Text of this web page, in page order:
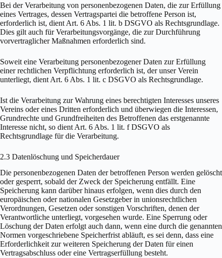
Bei der Verarbeitung von personenbezogenen Daten, die zur Erfüllung
eines Vertrages, dessen Vertragspartei die betroffene Person ist,
erforderlich ist, dient Art. 6 Abs. 1 lit. b DSGVO als Rechtsgrundlage.
Dies gilt auch für Verarbeitungsvorgänge, die zur Durchführung
vorvertraglicher Maßnahmen erforderlich sind.
Soweit eine Verarbeitung personenbezogener Daten zur Erfüllung
einer rechtlichen Verpflichtung erforderlich ist, der unser Verein
unterliegt, dient Art. 6 Abs. 1 lit. c DSGVO als Rechtsgrundlage.
Ist die Verarbeitung zur Wahrung eines berechtigten Interesses unseres
Vereins oder eines Dritten erforderlich und überwiegen die Interessen,
Grundrechte und Grundfreiheiten des Betroffenen das erstgenannte
Interesse nicht, so dient Art. 6 Abs. 1 lit. f DSGVO als
Rechtsgrundlage für die Verarbeitung.
2.3 Datenlöschung und Speicherdauer
Die personenbezogenen Daten der betroffenen Person werden gelöscht
oder gesperrt, sobald der Zweck der Speicherung entfällt. Eine
Speicherung kann darüber hinaus erfolgen, wenn dies durch den
europäischen oder nationalen Gesetzgeber in unionsrechtlichen
Verordnungen, Gesetzen oder sonstigen Vorschriften, denen der
Verantwortliche unterliegt, vorgesehen wurde. Eine Sperrung oder
Löschung der Daten erfolgt auch dann, wenn eine durch die genannten
Normen vorgeschriebene Speicherfrist abläuft, es sei denn, dass eine
Erforderlichkeit zur weiteren Speicherung der Daten für einen
Vertragsabschluss oder eine Vertragserfüllung besteht.